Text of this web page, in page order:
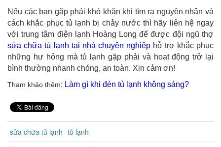
Nếu các bạn gặp phải khó khăn khi tìm ra nguyên nhân và
cách khắc phục tủ lạnh bị chảy nước thì hãy liên hệ ngay
với trung tâm điện lạnh Hoàng Long để được đội ngũ thợ
sửa chữa tủ lạnh tại nhà chuyên nghiệp hỗ trợ khắc phục
những hư hỏng mà tủ lạnh gặp phải và hoạt động trở lại
bình thường nhanh chóng, an toàn. Xin cảm ơn!
Tham khảo thêm: Làm gì khi đèn tủ lạnh không sáng?
sửa chữa tủ lạnh tủ lạnh